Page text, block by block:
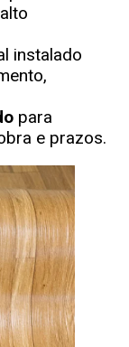
instalado
para
e prazos.